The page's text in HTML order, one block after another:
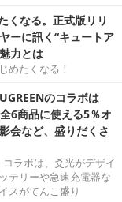
くなる。正式版リリ
ーに訊く“キュートア
力とは
めたくなる！
のコラボは
6商品に使える5％オ
会など、盛りだくさ
ラボは、爻光がデザイ
テリーや急速充電器な
スがてんこ盛り